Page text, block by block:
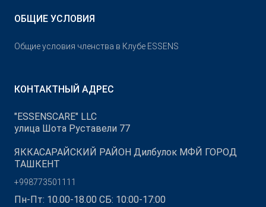
ОБЩИЕ УСЛОВИЯ
Общие условия членства в Клубе ESSENS
КОНТАКТНЫЙ АДРЕС
"ESSENSCARE" LLC
улица Шота Руставели 77
ЯККАСАРАЙСКИЙ РАЙОН Дилбулок МФЙ ГОРОД
ТАШКЕНТ
+998773501111
Пн-Пт: 10.00-18.00 СБ: 10:00-17:00